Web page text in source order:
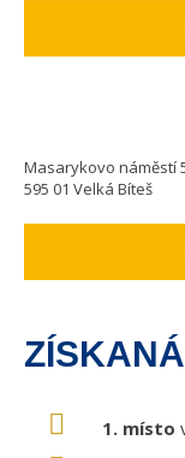
Masarykovo náměstí
595 01 Velká Bíteš
1. místo